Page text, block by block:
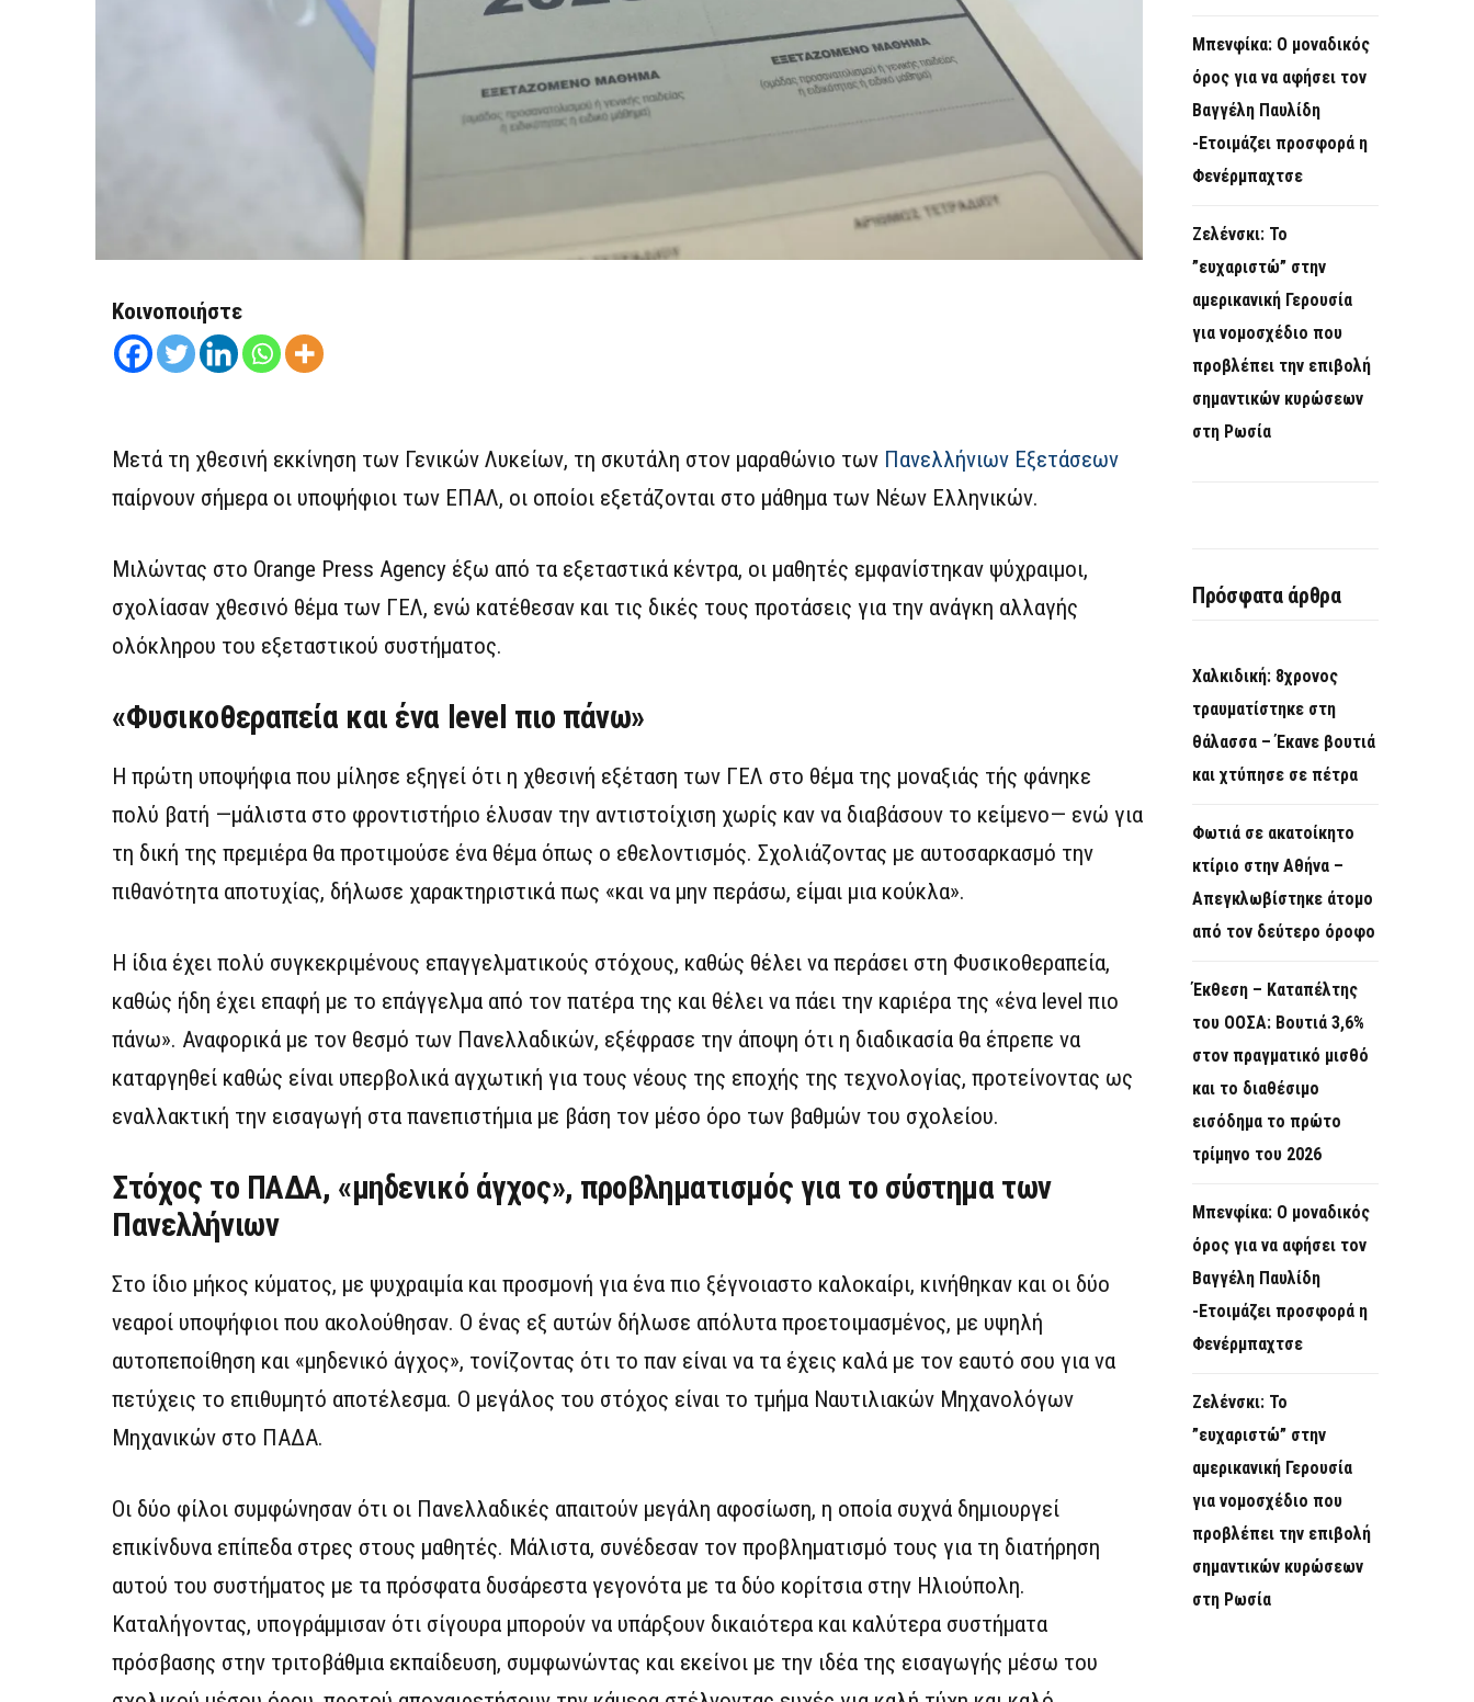
Κοινοποιήστε
Μετά τη χθεσινή εκκίνηση των Γενικών Λυκείων, τη σκυτάλη στον μαραθώνιο των Πανελλήνιων Εξετάσεων
παίρνουν σήμερα οι υποψήφιοι των ΕΠΑΛ, οι οποίοι εξετάζονται στο μάθημα των Νέων Ελληνικών.
Μιλώντας στο Orange Press Agency έξω από τα εξεταστικά κέντρα, οι μαθητές εμφανίστηκαν ψύχραιμοι,
σχολίασαν χθεσινό θέμα των ΓΕΛ, ενώ κατέθεσαν και τις δικές τους προτάσεις για την ανάγκη αλλαγής
ολόκληρου του εξεταστικού συστήματος.
«Φυσικοθεραπεία και ένα level πιο πάνω»
Η πρώτη υποψήφια που μίλησε εξηγεί ότι η χθεσινή εξέταση των ΓΕΛ στο θέμα της μοναξιάς τής φάνηκε
πολύ βατή —μάλιστα στο φροντιστήριο έλυσαν την αντιστοίχιση χωρίς καν να διαβάσουν το κείμενο— ενώ για
τη δική της πρεμιέρα θα προτιμούσε ένα θέμα όπως ο εθελοντισμός. Σχολιάζοντας με αυτοσαρκασμό την
πιθανότητα αποτυχίας, δήλωσε χαρακτηριστικά πως «και να μην περάσω, είμαι μια κούκλα».
Η ίδια έχει πολύ συγκεκριμένους επαγγελματικούς στόχους, καθώς θέλει να περάσει στη Φυσικοθεραπεία,
καθώς ήδη έχει επαφή με το επάγγελμα από τον πατέρα της και θέλει να πάει την καριέρα της «ένα level πιο
πάνω». Αναφορικά με τον θεσμό των Πανελλαδικών, εξέφρασε την άποψη ότι η διαδικασία θα έπρεπε να
καταργηθεί καθώς είναι υπερβολικά αγχωτική για τους νέους της εποχής της τεχνολογίας, προτείνοντας ως
εναλλακτική την εισαγωγή στα πανεπιστήμια με βάση τον μέσο όρο των βαθμών του σχολείου.
Στόχος το ΠΑΔΑ, «μηδενικό άγχος», προβληματισμός για το σύστημα των
Πανελλήνιων
Στο ίδιο μήκος κύματος, με ψυχραιμία και προσμονή για ένα πιο ξέγνοιαστο καλοκαίρι, κινήθηκαν και οι δύο
νεαροί υποψήφιοι που ακολούθησαν. Ο ένας εξ αυτών δήλωσε απόλυτα προετοιμασμένος, με υψηλή
αυτοπεποίθηση και «μηδενικό άγχος», τονίζοντας ότι το παν είναι να τα έχεις καλά με τον εαυτό σου για να
πετύχεις το επιθυμητό αποτέλεσμα. Ο μεγάλος του στόχος είναι το τμήμα Ναυτιλιακών Μηχανολόγων
Μηχανικών στο ΠΑΔΑ.
Οι δύο φίλοι συμφώνησαν ότι οι Πανελλαδικές απαιτούν μεγάλη αφοσίωση, η οποία συχνά δημιουργεί
επικίνδυνα επίπεδα στρες στους μαθητές. Μάλιστα, συνέδεσαν τον προβληματισμό τους για τη διατήρηση
αυτού του συστήματος με τα πρόσφατα δυσάρεστα γεγονότα με τα δύο κορίτσια στην Ηλιούπολη.
Καταλήγοντας, υπογράμμισαν ότι σίγουρα μπορούν να υπάρξουν δικαιότερα και καλύτερα συστήματα
πρόσβασης στην τριτοβάθμια εκπαίδευση, συμφωνώντας και εκείνοι με την ιδέα της εισαγωγής μέσω του
Μπενφίκα: Ο μοναδικός
όρος για να αφήσει τον
Βαγγέλη Παυλίδη
-Ετοιμάζει προσφορά η
Φενέρμπαχτσε
Ζελένσκι: Το
”ευχαριστώ” στην
αμερικανική Γερουσία
για νομοσχέδιο που
προβλέπει την επιβολή
σημαντικών κυρώσεων
στη Ρωσία
Πρόσφατα άρθρα
Χαλκιδική: 8χρονος
τραυματίστηκε στη
θάλασσα – Έκανε βουτιά
και χτύπησε σε πέτρα
Φωτιά σε ακατοίκητο
κτίριο στην Αθήνα –
Απεγκλωβίστηκε άτομο
από τον δεύτερο όροφο
Έκθεση – Καταπέλτης
του ΟΟΣΑ: Βουτιά 3,6%
στον πραγματικό μισθό
και το διαθέσιμο
εισόδημα το πρώτο
τρίμηνο του 2026
Μπενφίκα: Ο μοναδικός
όρος για να αφήσει τον
Βαγγέλη Παυλίδη
-Ετοιμάζει προσφορά η
Φενέρμπαχτσε
Ζελένσκι: Το
”ευχαριστώ” στην
αμερικανική Γερουσία
για νομοσχέδιο που
προβλέπει την επιβολή
σημαντικών κυρώσεων
στη Ρωσία